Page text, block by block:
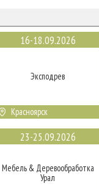
16-18.09.2026
Эксподрев
Красноярск
23-25.09.2026
Мебель & Деревообработка
Урал